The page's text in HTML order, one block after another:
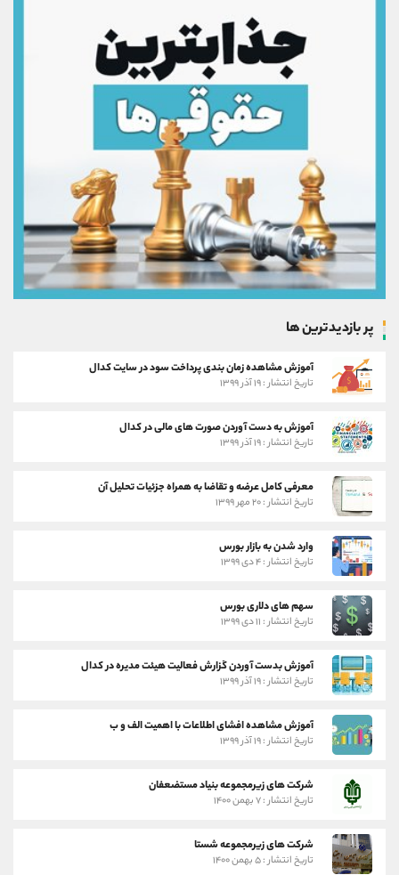
پر بازدیدترین ها
آموزش مشاهده زمان بندی پرداخت سود در سایت کدال
تاریخ انتشار : ۱۹ آذر ۱۳۹۹
آموزش به دست آوردن صورت های مالی در کدال
تاریخ انتشار : ۱۹ آذر ۱۳۹۹
معرفی کامل عرضه و تقاضا به همراه جزئیات تحلیل آن
تاریخ انتشار : ۲۰ مهر ۱۳۹۹
وارد شدن به بازار بورس
تاریخ انتشار : ۴ دی ۱۳۹۹
سهم های دلاری بورس
تاریخ انتشار : ۱۱ دی ۱۳۹۹
آموزش بدست آوردن گزارش فعالیت هیئت مدیره در کدال
تاریخ انتشار : ۱۹ آذر ۱۳۹۹
آموزش مشاهده افشای اطلاعات با اهمیت الف و ب
تاریخ انتشار : ۱۹ آذر ۱۳۹۹
شرکت های زیرمجموعه بنیاد مستضعفان
تاریخ انتشار : ۷ بهمن ۱۴۰۰
شرکت های زیرمجموعه شستا
تاریخ انتشار : ۵ بهمن ۱۴۰۰